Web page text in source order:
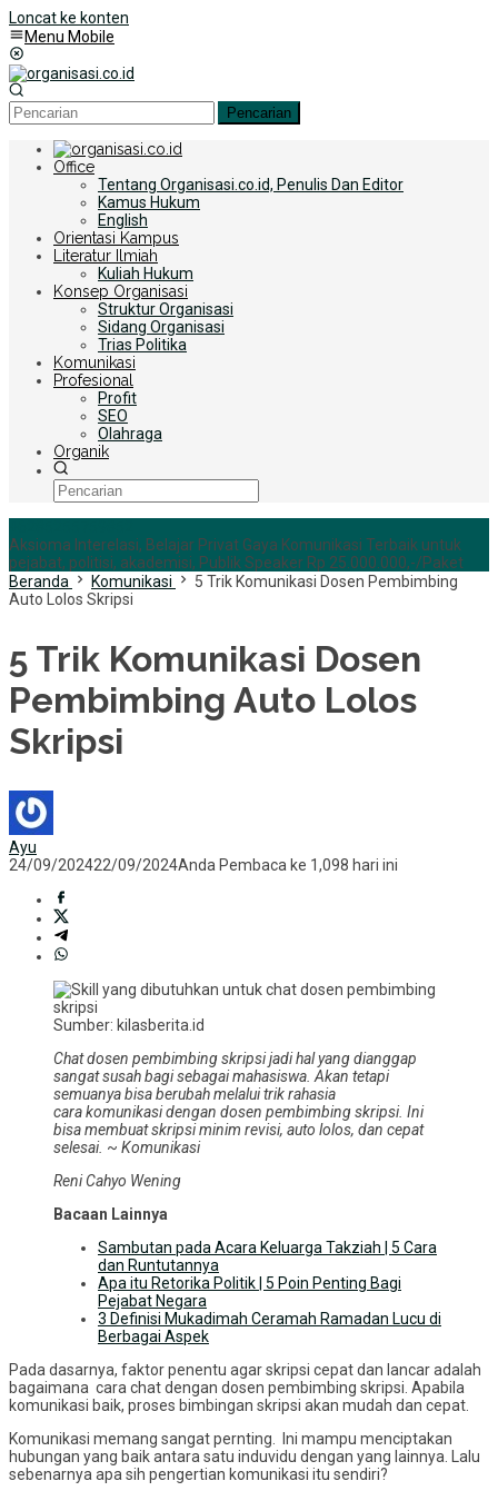
Loncat ke konten
Menu Mobile
Pencarian
Office
Tentang Organisasi.co.id, Penulis Dan Editor
Kamus Hukum
English
Orientasi Kampus
Literatur Ilmiah
Kuliah Hukum
Konsep Organisasi
Struktur Organisasi
Sidang Organisasi
Trias Politika
Komunikasi
Profesional
Profit
SEO
Olahraga
Organik
Aksioma Interelasi, Belajar Privat Gaya Komunikasi Terbaik untuk
pejabat, politisi, akademisi, Publik Speaker Rp 25.000.000,-/Paket
Beranda
Komunikasi
5 Trik Komunikasi Dosen Pembimbing
Auto Lolos Skripsi
5 Trik Komunikasi Dosen
Pembimbing Auto Lolos
Skripsi
Ayu
24/09/202422/09/2024Anda Pembaca ke 1,098 hari ini
Sumber: kilasberita.id
Chat dosen pembimbingskripsi jadi hal yang dianggap
sangat susah bagi sebagai mahasiswa. Akan tetapi
semuanya bisa berubah melalui trik rahasia
cara komunikasi dengan dosen pembimbing skripsi. Ini
bisa membuat skripsiminim revisi, auto lolos, dan cepat
selesai. ~ Komunikasi
Reni Cahyo Wening
Bacaan Lainnya
Sambutan pada Acara Keluarga Takziah | 5 Cara
dan Runtutannya
Apa itu Retorika Politik | 5 Poin Penting Bagi
Pejabat Negara
3 Definisi Mukadimah Ceramah Ramadan Lucu di
Berbagai Aspek
Pada dasarnya, faktor penentu agar skripsi cepat dan lancar adalah
bagaimana cara chat dengan dosen pembimbing skripsi. Apabila
komunikasi baik, proses bimbingan skripsi akan mudah dan cepat.
Komunikasi memang sangat pernting. Ini mampu menciptakan
hubungan yang baik antara satu induvidu dengan yang lainnya. Lalu
sebenarnya apa sih pengertian komunikasi itu sendiri?